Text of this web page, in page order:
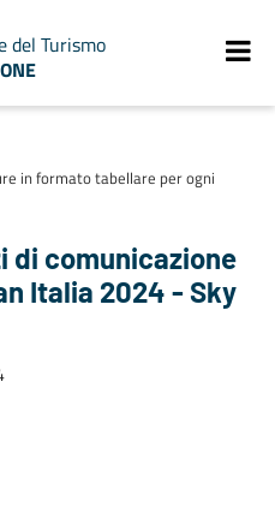
del Turismo
in formato tabellare per ogni
di comunicazione
Italia 2024 - Sky